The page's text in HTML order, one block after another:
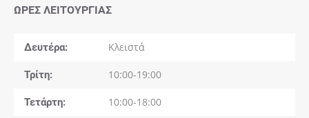
ΏΡΕΣ ΛΕΙΤΟΥΡΓΊΑΣ
Δευτέρα Κλειστά
Τρίτη 10:00-19:00
Τετάρτη 10:00-18:00